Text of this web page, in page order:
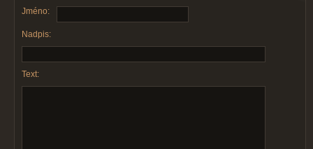
Jméno:
Nadpis:
Text: